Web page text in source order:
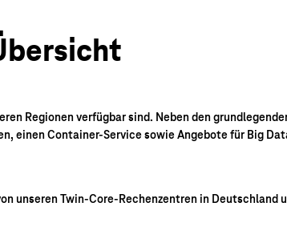
Regionen verfügbar sind. Neben den
einen Container-Service sowie Angebote für Big
unseren Twin-Core-Rechenzentren in